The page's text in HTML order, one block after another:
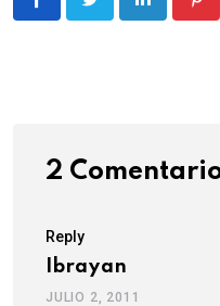
LinkedIn
2
Reply
Ibrayan
JULIO 2, 2011